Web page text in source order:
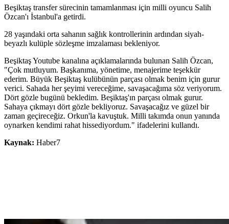
Beşiktaş transfer sürecinin tamamlanması için milli oyuncu Salih
Özcan'ı İstanbul'a getirdi.
28 yaşındaki orta sahanın sağlık kontrollerinin ardından siyah-
beyazlı kulüple sözleşme imzalaması bekleniyor.
Beşiktaş Youtube kanalına açıklamalarında bulunan Salih Özcan,
"Çok mutluyum. Başkanıma, yönetime, menajerime teşekkür
ederim. Büyük Beşiktaş kulübünün parçası olmak benim için gurur
verici. Sahada her şeyimi vereceğime, savaşacağıma söz veriyorum.
Dört gözle bugünü bekledim. Beşiktaş'ın parçası olmak gurur.
Sahaya çıkmayı dört gözle bekliyoruz. Savaşacağız ve güzel bir
zaman geçireceğiz. Orkun'la kavuştuk. Milli takımda onun yanında
oynarken kendimi rahat hissediyordum." ifadelerini kullandı.
Kaynak: Haber7